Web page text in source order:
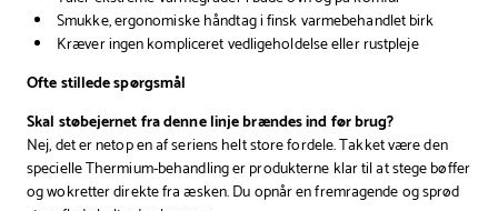
Smukke, ergonomiske håndtag i finsk varmebehandlet birk
Kræver ingen kompliceret vedligeholdelse eller rustpleje
Ofte stillede spørgsmål
Skal støbejernet fra denne linje brændes ind før brug?
Nej, det er netop en af seriens helt store fordele. Takket være den
specielle Thermium-behandling er produkterne klar til at stege bøffer
og wokretter direkte fra æsken. Du opnår en fremragende og sprød